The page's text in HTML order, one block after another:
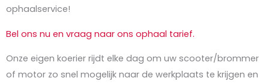
ophaalservice!
Bel ons nu en vraag naar ons ophaal tarief.
Onze eigen koerier rijdt elke dag om uw scooter/brommer
of motor zo snel mogelijk naar de werkplaats te krijgen en